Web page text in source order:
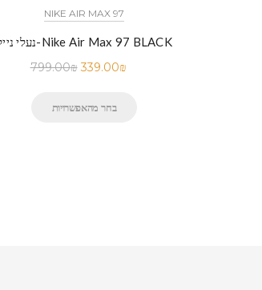
NIKE AIR MAX 97
נעלי נייק-Nike Air Max 97 BLACK
799.00₪ 339.00₪
בחר מהאפשרויות